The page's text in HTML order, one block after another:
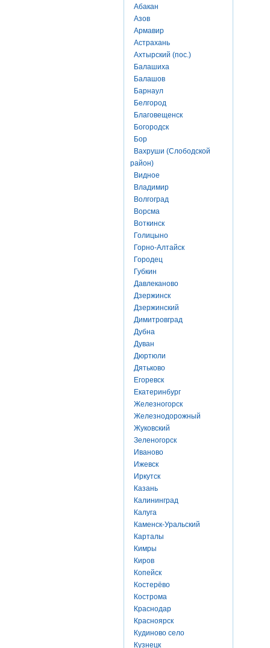
Абакан
Азов
Армавир
Астрахань
Ахтырский (пос.)
Балашиха
Балашов
Барнаул
Белгород
Благовещенск
Богородск
Бор
Вахруши (Слободской
район)
Видное
Владимир
Волгоград
Ворсма
Воткинск
Голицыно
Горно-Алтайск
Городец
Губкин
Давлеканово
Дзержинск
Дзержинский
Димитровград
Дубна
Дуван
Дюртюли
Дятьково
Егоревск
Екатеринбург
Железногорск
Железнодорожный
Жуковский
Зеленогорск
Иваново
Ижевск
Иркутск
Казань
Калининград
Калуга
Каменск-Уральский
Карталы
Кимры
Киров
Копейск
Костерёво
Кострома
Краснодар
Красноярск
Кудиново село
Кузнецк